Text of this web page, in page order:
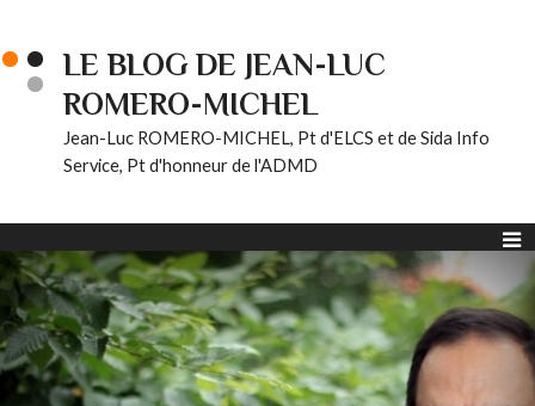
LE BLOG DE JEAN-LUC
ROMERO-MICHEL
Jean-Luc ROMERO-MICHEL, Pt d'ELCS et de Sida Info
Service, Pt d'honneur de l'ADMD